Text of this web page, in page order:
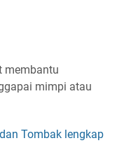
membantu
mimpi atau
Tombak lengkap